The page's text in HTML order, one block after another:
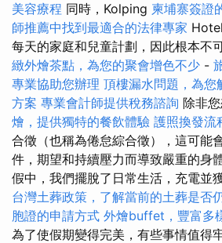
美容療程 同時，Kolping 柬埔寨簽證
師推薦中找到最適合的法律專家
每天的家庭和兒童計劃，因此根本不
緻外燴茶點，為您的聚會增色不少 -
專業協助您辦理 頂樓漏水問題，為您
方案 專業會計師提供稅務諮詢 除非
燴，提供獨特的餐飲體驗 護照換發流
合徵（也稱為倦怠綜合徵），這可能
件，期望和持續壓力而導致嚴重的身
假中，我們擺脫了日常生活，充電並
台灣土葬政策，了解當前的土葬是否
胞證的申請方式 外燴buffet，豐富多
為了使假期變得完美，有些事情值得